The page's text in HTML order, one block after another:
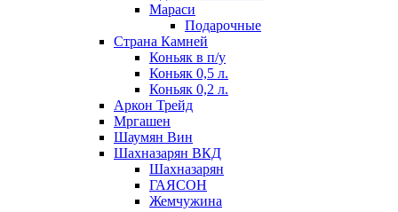
Мараси
Подарочные
Страна Камней
Коньяк в п/у
Коньяк 0,5 л.
Коньяк 0,2 л.
Аркон Трейд
Мргашен
Шаумян Вин
Шахназарян ВКД
Шахназарян
ГАЯСОН
Жемчужина